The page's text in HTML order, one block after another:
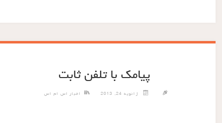
پیامک با تلفن ثابت
ژانویه 24, 2013 اخبار اس ام اس